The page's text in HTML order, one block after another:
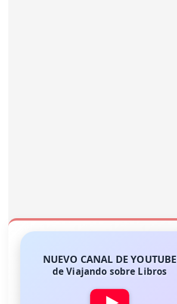
NUEVO CANAL DE YOUTUBE
de Viajando sobre Libros